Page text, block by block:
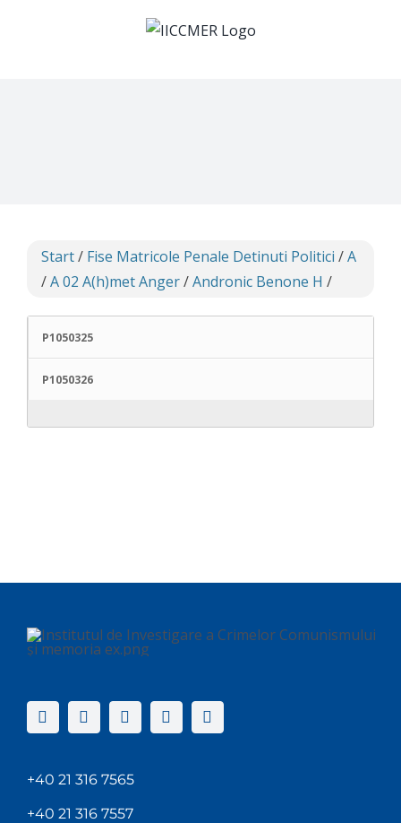
Start/ Fise Matricole Penale Detinuti Politici /A
/A 02 A(h)met Anger/Andronic Benone H /
P1050325
P1050326
+40 21 316 7565
+40 21 316 7557